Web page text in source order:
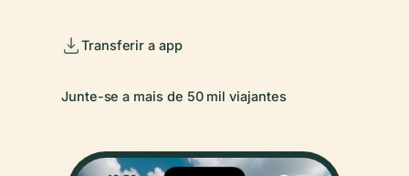
Transferir a app
Junte-se a mais de 50 mil viajantes